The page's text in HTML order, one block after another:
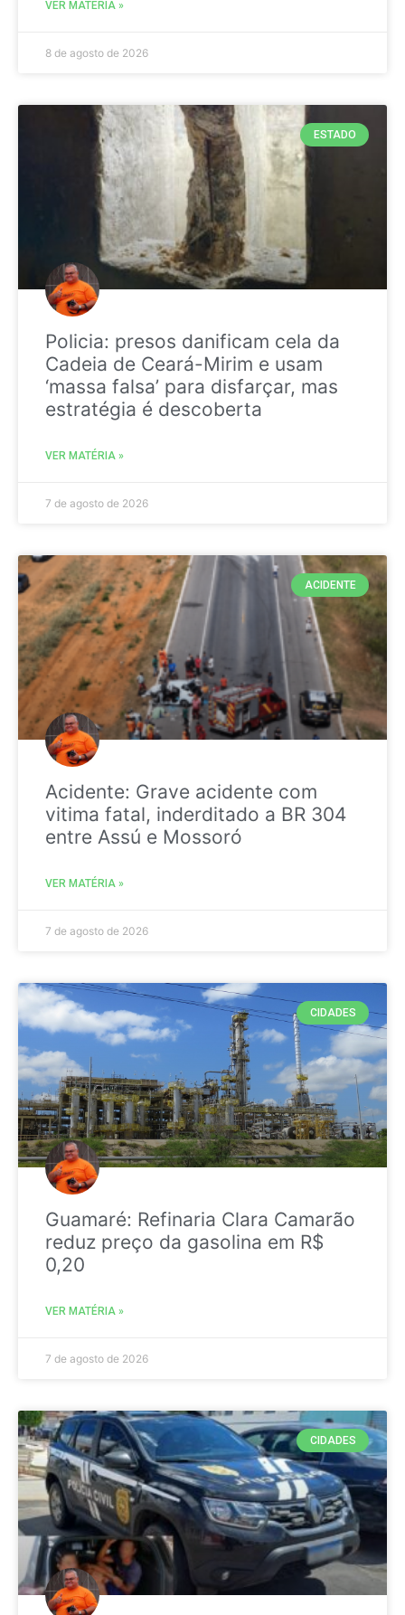
VER MATÉRIA »
8 de agosto de 2026
ESTADO
Policia: presos danificam cela da
Cadeia de Ceará-Mirim e usam
‘massa falsa’ para disfarçar, mas
estratégia é descoberta
VER MATÉRIA »
7 de agosto de 2026
ACIDENTE
Acidente: Grave acidente com
vitima fatal, inderditado a BR 304
entre Assú e Mossoró
VER MATÉRIA »
7 de agosto de 2026
CIDADES
Guamaré: Refinaria Clara Camarão
reduz preço da gasolina em R$
0,20
VER MATÉRIA »
7 de agosto de 2026
CIDADES